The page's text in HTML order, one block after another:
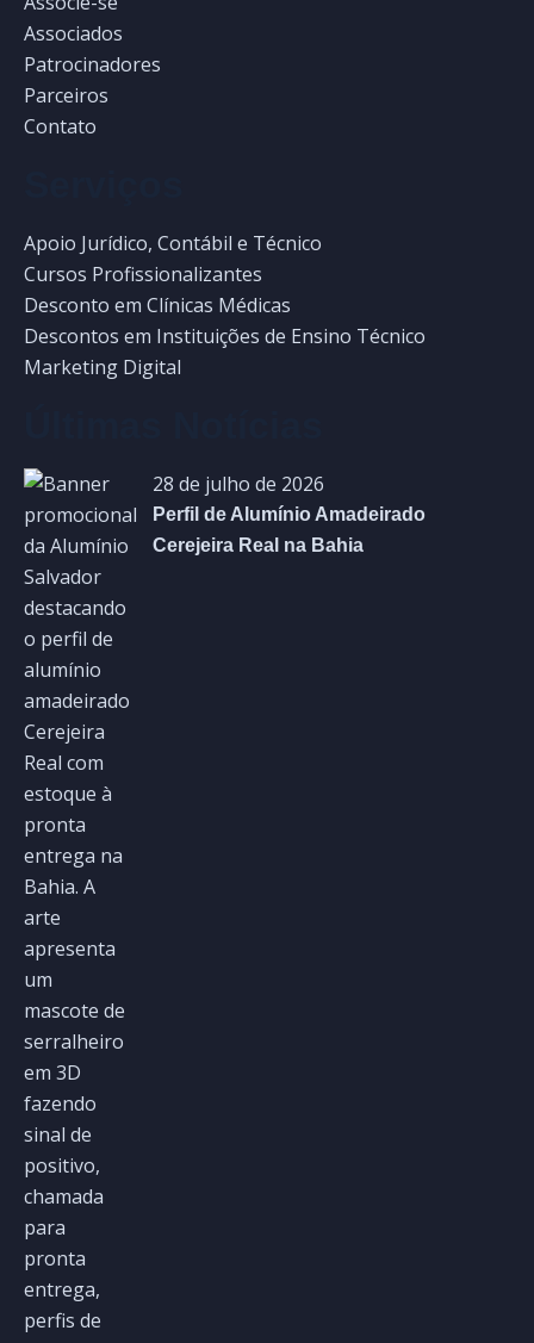
Associados
Patrocinadores
Parceiros
Contato
Apoio Jurídico, Contábil e Técnico
Cursos Profissionalizantes
Desconto em Clínicas Médicas
Descontos em Instituições de Ensino Técnico
Marketing Digital
28 de julho de 2026
Perfil de Alumínio Amadeirado
Cerejeira Real na Bahia